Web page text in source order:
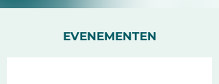
EVENEMENTEN